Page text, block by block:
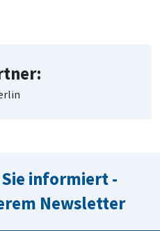
informiert -
Newsletter